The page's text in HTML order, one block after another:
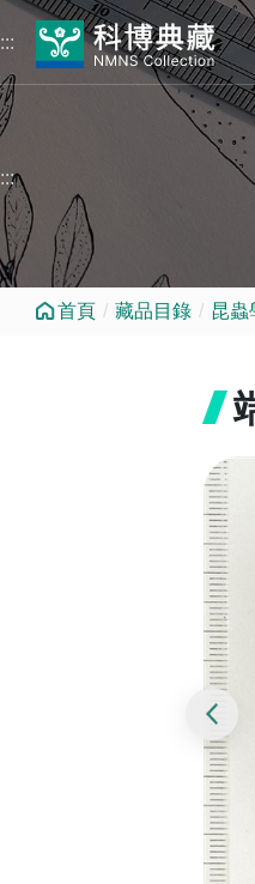
跳到中央內容區塊
:::
:::
首頁 藏品目錄 昆蟲